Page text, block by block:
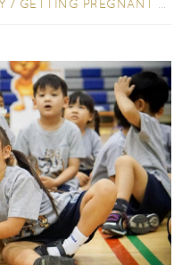
/ GETTING PREGNANT